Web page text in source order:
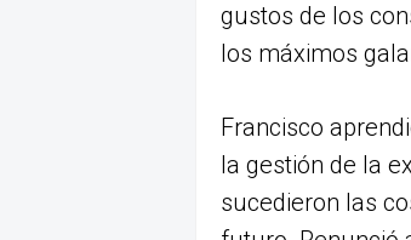
gustos de los
los máximos
Francisco
la gestión de la
sucedieron las